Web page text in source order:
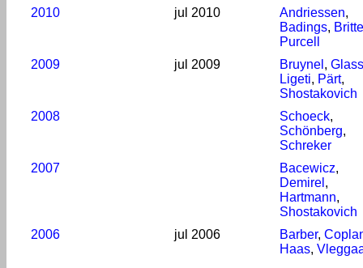
2010
jul 2010 Andriessen,
Badings,
Purcell
2009
jul 2009 Bruynel , Glass
Ligeti, Pärt,
Shostakovich
2008
Schoeck,
Schönberg,
Schreker
2007
Bacewicz,
Demirel ,
Hartmann,
Shostakovich
2006
jul 2006 Barber,
Haas,